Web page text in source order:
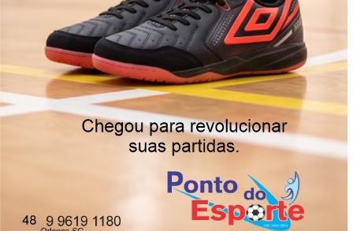
Nova Trento recebe o Sicoob
Mons Ultra Trail, maior
ultramaratona da América
Latina
A competição, realizada de 11 a 16 de novembro, será
palco da grande final do circuito internacional One
07/11/2025